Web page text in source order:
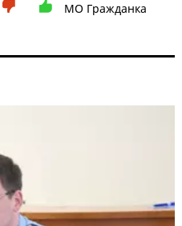
МО Гражданка